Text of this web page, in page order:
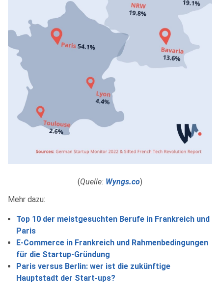
(Quelle: Wyngs.co)
Mehr dazu:
Top 10 der meistgesuchten Berufe in Frankreich und
Paris
E-Commerce in Frankreich und Rahmenbedingungen
für die Startup-Gründung
Paris versus Berlin: wer ist die zukünftige
Hauptstadt der Start-ups?